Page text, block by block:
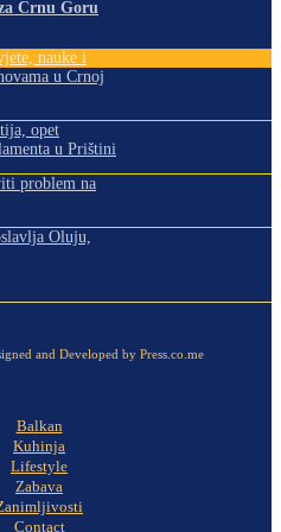
Crnu Goru
nauke i
u Crnoj
opet
u Prištini
problem na
Oluju,
and Developed by Press.co.me
Balkan
Kuhinja
Lifestyle
Zabava
Contact